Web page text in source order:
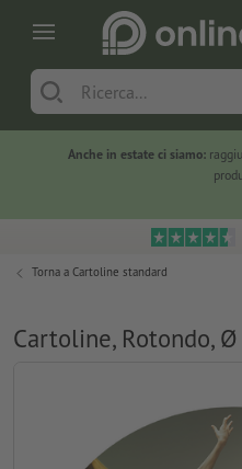
Anche in estate ci siamo:
Torna a Cartoline standard
Cartoline, Rotondo,